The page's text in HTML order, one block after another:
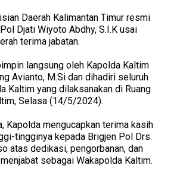
Daerah Kalimantan Timur resmi
Djati Wiyoto Abdhy, S.I.K usai
terima jabatan.
langsung oleh Kapolda Kaltim
Avianto, M.Si dan dihadiri seluruh
Kaltim yang dilaksanakan di Ruang
Selasa (14/5/2024).
Kapolda mengucapkan terima kasih
tingginya kepada Brigjen Pol Drs.
atas dedikasi, pengorbanan, dan
sebagai Wakapolda Kaltim.